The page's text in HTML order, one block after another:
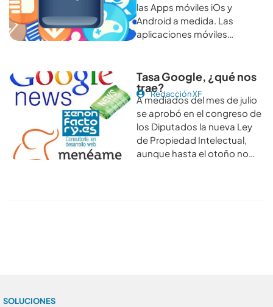
las Apps móviles iOs y
Android a medida. Las
aplicaciones móviles…
Tasa Google, ¿qué nos
trae?Redacción XF
A mediados del mes de julio
se aprobó en el congreso de
los Diputados la nueva Ley
de Propiedad Intelectual,
aunque hasta el otoño no…
SOLUCIONES